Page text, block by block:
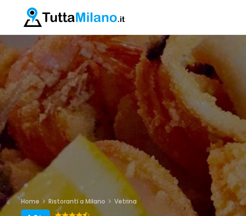
Home Ristoranti a Milano Vetrina